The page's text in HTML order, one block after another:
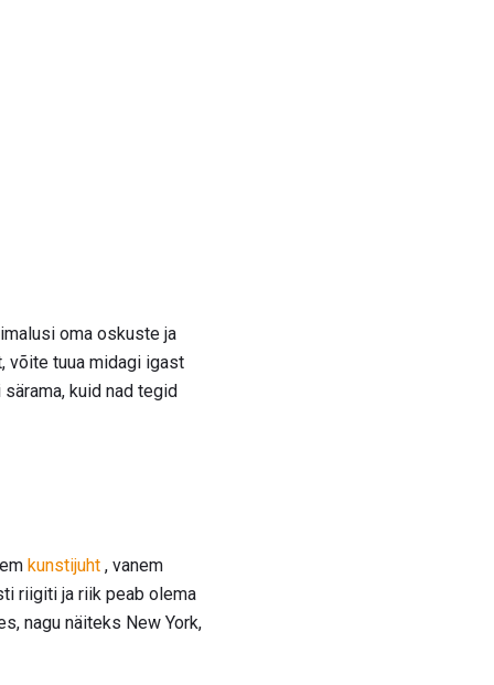
oma oskuste ja
võite tuua midagi igast
kuid nad tegid
kunstijuht , vanem
riigiti ja riik peab olema
nagu näiteks New York,